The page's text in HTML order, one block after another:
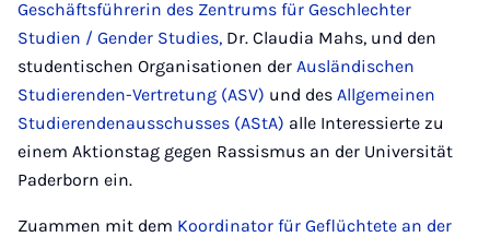
Geschäftsführerin des Zentrums für Geschlechter
Studien / Gender Studies, Dr. Claudia Mahs, und den
studentischen Organisationen der Ausländischen
Studierenden-Vertretung (ASV) und des Allgemeinen
Studierendenausschusses (AStA) alle Interessierte zu
einem Aktionstag gegen Rassismus an der Universität
Paderborn ein.
Zuammen mit dem Koordinator für Geflüchtete an der